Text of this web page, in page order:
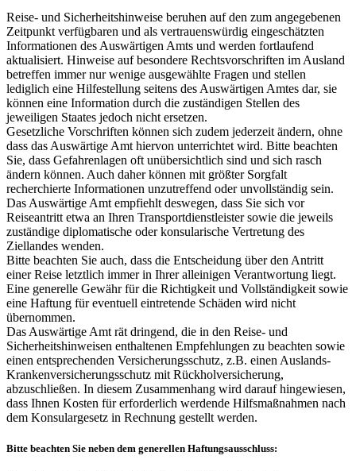
Reise- und Sicherheitshinweise beruhen auf den zum angegebenen
Zeitpunkt verfügbaren und als vertrauenswürdig eingeschätzten
Informationen des Auswärtigen Amts und werden fortlaufend
aktualisiert. Hinweise auf besondere Rechtsvorschriften im Ausland
betreffen immer nur wenige ausgewählte Fragen und stellen
lediglich eine Hilfestellung seitens des Auswärtigen Amtes dar, sie
können eine Information durch die zuständigen Stellen des
jeweiligen Staates jedoch nicht ersetzen.
Gesetzliche Vorschriften können sich zudem jederzeit ändern, ohne
dass das Auswärtige Amt hiervon unterrichtet wird. Bitte beachten
Sie, dass Gefahrenlagen oft unübersichtlich sind und sich rasch
ändern können. Auch daher können mit größter Sorgfalt
recherchierte Informationen unzutreffend oder unvollständig sein.
Das Auswärtige Amt empfiehlt deswegen, dass Sie sich vor
Reiseantritt etwa an Ihren Transportdienstleister sowie die jeweils
zuständige diplomatische oder konsularische Vertretung des
Ziellandes wenden.
Bitte beachten Sie auch, dass die Entscheidung über den Antritt
einer Reise letztlich immer in Ihrer alleinigen Verantwortung liegt.
Eine generelle Gewähr für die Richtigkeit und Vollständigkeit sowie
eine Haftung für eventuell eintretende Schäden wird nicht
übernommen.
Das Auswärtige Amt rät dringend, die in den Reise- und
Sicherheitshinweisen enthaltenen Empfehlungen zu beachten sowie
einen entsprechenden Versicherungsschutz, z.B. einen Auslands-
Krankenversicherungsschutz mit Rückholversicherung,
abzuschließen. In diesem Zusammenhang wird darauf hingewiesen,
dass Ihnen Kosten für erforderlich werdende Hilfsmaßnahmen nach
dem Konsulargesetz in Rechnung gestellt werden.
Bitte beachten Sie neben dem generellen Haftungsausschluss: